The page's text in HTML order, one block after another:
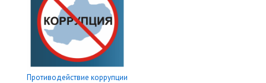
Противодействие коррупции